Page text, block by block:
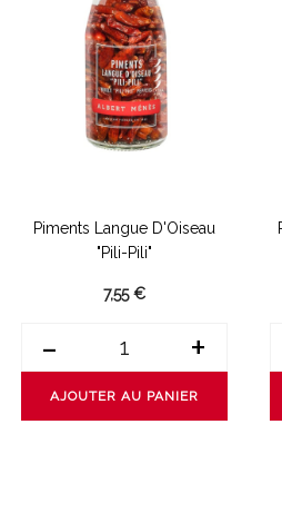
Piments Langue D'Oiseau
"Pili-Pili"
7,55 €
- +
AJOUTER AU PANIER